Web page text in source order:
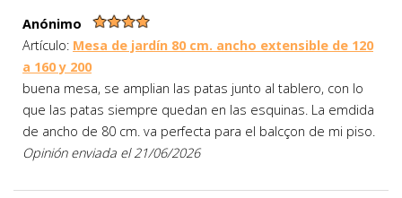
Anónimo
Artículo: Mesa de jardín 80 cm. ancho extensible de 120
a 160 y 200
buena mesa, se amplian las patas junto al tablero, con lo
que las patas siempre quedan en las esquinas. La emdida
de ancho de 80 cm. va perfecta para el balcçon de mi piso.
Opinión enviada el 21/06/2026